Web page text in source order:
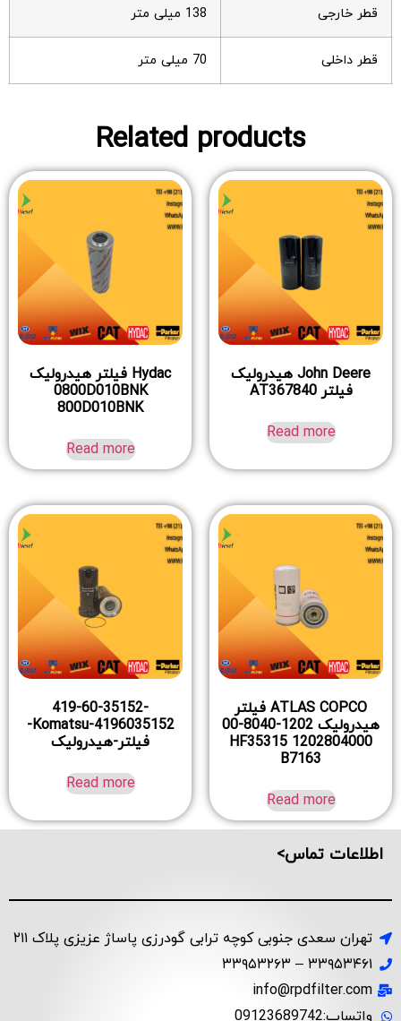
قطر خارجی 138 میلی متر
قطر داخلی 70 میلی متر
Related products
John Deere هیدرولیک
فیلتر AT367840
Read more
Hydac فیلتر هیدرولیک
0800D010BNK
800D010BNK
Read more
ATLAS COPCO فیلتر
هیدرولیک 1202-8040-00
1202804000 HF35315
B7163
Read more
419-60-35152-
4196035152-Komatsu-
فیلتر-هیدرولیک
Read more
اطلاعات تماس>
تهران سعدی جنوبی کوچه ترابی گودرزی پاساژ عزیزی پلاک ۲۱۱
۳۳۹۵۳۴۶۱ – ۳۳۹۵۳۲۶۳
info@rpdfilter.com
واتساپ:09123689742